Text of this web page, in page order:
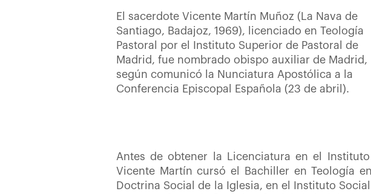
El sacerdote Vicente Martín Muñoz (La Nava de
Santiago, Badajoz, 1969), licenciado en Teología
Pastoral por el Instituto Superior de Pastoral de
Madrid, fue nombrado obispo auxiliar de Madrid,
según comunicó la Nunciatura Apostólica a la
Conferencia Episcopal Española (23 de abril).
Antes de obtener la Licenciatura en el
Vicente Martín cursó el Bachiller en Teología
Doctrina Social de la Iglesia, en el Instituto